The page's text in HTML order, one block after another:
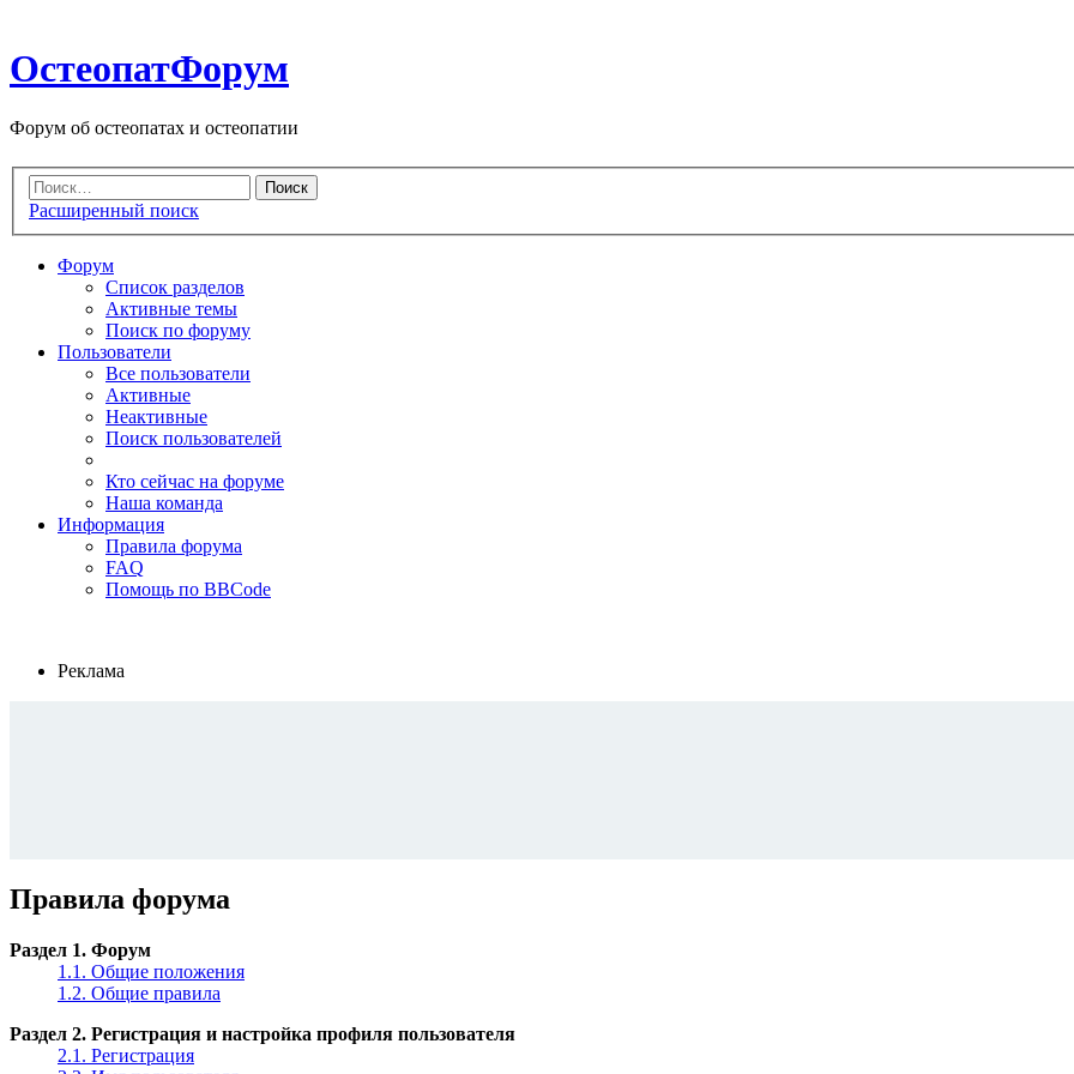
ОстеопатФорум
Форум об остеопатах и остеопатии
Расширенный поиск
Форум
Список разделов
Активные темы
Поиск по форуму
Пользователи
Все пользователи
Активные
Неактивные
Поиск пользователей
Кто сейчас на форуме
Наша команда
Информация
Правила форума
FAQ
Помощь по BBCode
Реклама
Правила форума
Раздел 1. Форум
1.1. Общие положения
1.2. Общие правила
Раздел 2. Регистрация и настройка профиля пользователя
2.1. Регистрация